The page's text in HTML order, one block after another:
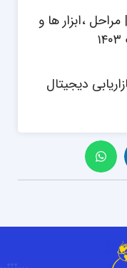
،ابزار ها و
دیجیتال